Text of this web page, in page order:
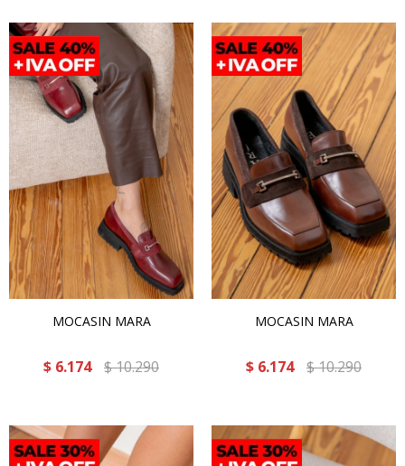
MOCASIN MARA
$ 6.174 $10.290
MOCASIN MARA
$ 6.174 $10.290